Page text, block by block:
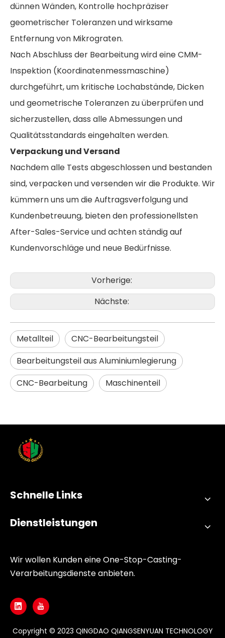
dünnen Wänden, Kontrolle hochpräziser
geometrischer Toleranzen und wirksame
Entfernung von Mikrograten.
Nach Abschluss der Bearbeitung wird eine CMM-
Inspektion (Koordinatenmessmaschine)
durchgeführt, um kritische Lochabstände, Dicken
und geometrische Toleranzen zu überprüfen und
sicherzustellen, dass alle Abmessungen und
Qualitätsstandards eingehalten werden.
Verpackung und Versand
Nachdem alle Tests abgeschlossen und bestanden
sind, verpacken und versenden wir die Produkte. Wir
kümmern uns um die Auftragsverfolgung und
Kundenbetreuung, bieten den professionellsten
After-Sales-Service und achten ständig auf
Kundenvorschläge und neue Bedürfnisse.
Vorherige:
Nächste:
Metallteil
CNC-Bearbeitungsteil
Bearbeitungsteil aus Aluminiumlegierung
CNC-Bearbeitung
Maschinenteil
Schnelle Links
Dienstleistungen
Wir wollen Kunden eine One-Stop-Casting-
Verarbeitungsdienste anbieten.
Copyright © 2023 QINGDAO QIANGSENYUAN TECHNOLOGY